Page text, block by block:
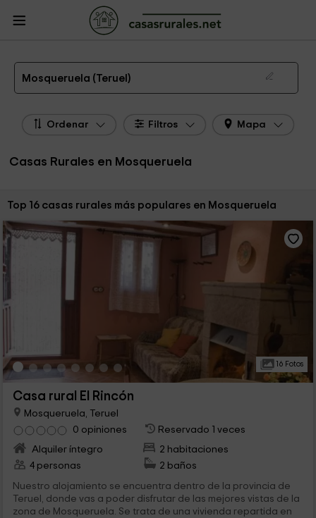
Casas Rurales
Teruel
Casas Rurales Mosqueruela
Las 16 mejores casas rurales en Mosqueruela de 2026
Mosqueruela (Teruel)
Ordenar Filtros Mapa
Casas Rurales en Mosqueruela
Ordenar por:
Top 16 casas rurales más populares en Mosqueruela
16 Fotos
Casa rural El Rincón
Mosqueruela, Teruel
0 opiniones
Reservado 1 veces
Alquiler íntegro
2 habitaciones
4 personas
2 baños
Nuestro alojamiento se encuentra dentro de la provincia de
Teruel, donde vas a poder disfrutar de las mejores vistas de la
zona de Mosqueruela. Se trata de una vivienda repartida en